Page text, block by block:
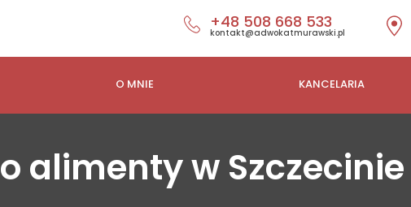
+48 508 668 533
kontakt@adwokatmurawski.pl
O MNIE KANCELARIA
alimenty w Szczecinie